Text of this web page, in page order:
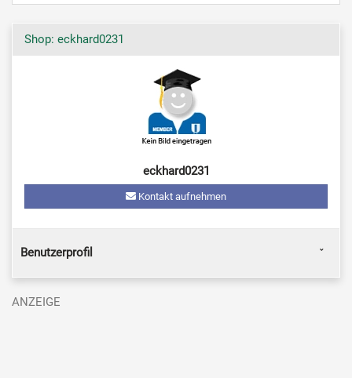
Shop: eckhard0231
eckhard0231
Kontakt aufnehmen
Benutzerprofil